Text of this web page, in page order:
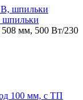
шпильки
мм, 500 Вт/230